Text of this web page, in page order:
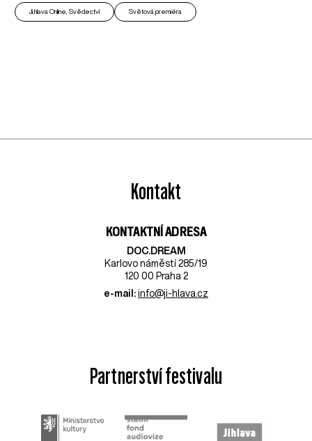
Ji.hlava Online, Svědectví Světová premiéra
Kontakt
KONTAKTNÍ ADRESA
DOC.DREAM​
Karlovo náměstí 285/19
120 00 Praha 2
e-mail: info@ji-hlava.cz
Partnerství festivalu